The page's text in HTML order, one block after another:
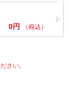
0円 （税込）
さい。